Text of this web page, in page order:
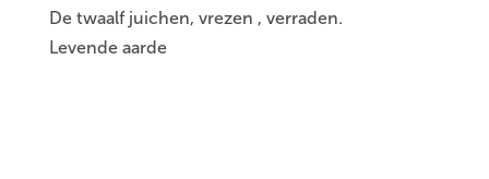
De twaalf juichen, vrezen , verraden.
Levende aarde